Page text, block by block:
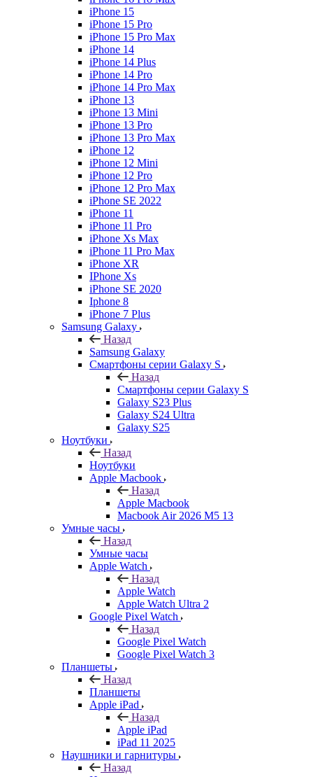
iPhone 15
iPhone 15 Pro
iPhone 15 Pro Max
iPhone 14
iPhone 14 Plus
iPhone 14 Pro
iPhone 14 Pro Max
iPhone 13
iPhone 13 Mini
iPhone 13 Pro
iPhone 13 Pro Max
iPhone 12
iPhone 12 Mini
iPhone 12 Pro
iPhone 12 Pro Max
iPhone SE 2022
iPhone 11
iPhone 11 Pro
iPhone Xs Max
iPhone 11 Pro Max
iPhone XR
IPhone Xs
iPhone SE 2020
Iphone 8
iPhone 7 Plus
Samsung Galaxy
Назад
Samsung Galaxy
Смартфоны серии Galaxy S
Назад
Смартфоны серии Galaxy S
Galaxy S23 Plus
Galaxy S24 Ultra
Galaxy S25
Ноутбуки
Назад
Ноутбуки
Apple Macbook
Назад
Apple Macbook
Macbook Air 2026 M5 13
Умные часы
Назад
Умные часы
Apple Watch
Назад
Apple Watch
Apple Watch Ultra 2
Google Pixel Watch
Назад
Google Pixel Watch
Google Pixel Watch 3
Планшеты
Назад
Планшеты
Apple iPad
Назад
Apple iPad
iPad 11 2025
Наушники и гарнитуры
Назад